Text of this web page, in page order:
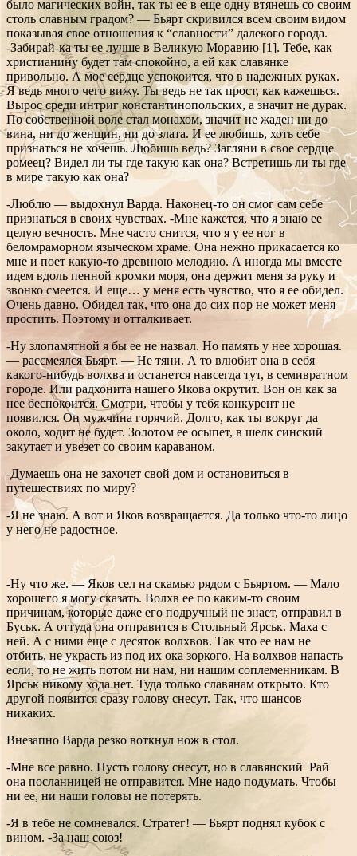
было магических войн, так ты ее в еще одну втянешь со своим
столь славным градом? — Бьярт скривился всем своим видом
показывая свое отношения к “славности” далекого города.
-Забирай-ка ты ее лучше в Великую Моравию [1]. Тебе, как
христианину будет там спокойно, а ей как славянке
привольно. А мое сердце успокоится, что в надежных руках.
Я ведь много чего вижу. Ты ведь не так прост, как кажешься.
Вырос среди интриг константинопольских, а значит не дурак.
По собственной воле стал монахом, значит не жаден ни до
вина, ни до женщин, ни до злата. И ее любишь, хоть себе
признаться не хочешь. Любишь ведь? Загляни в свое сердце
ромеец? Видел ли ты где такую как она? Встретишь ли ты где
в мире такую как она?
-Люблю — выдохнул Варда. Наконец-то он смог сам себе
признаться в своих чувствах. -Мне кажется, что я знаю ее
целую вечность. Мне часто снится, что я у ее ног в
беломраморном языческом храме. Она нежно прикасается ко
мне и поет какую-то древнюю мелодию. А иногда мы вместе
идем вдоль пенной кромки моря, она держит меня за руку и
звонко смеется. И еще… у меня есть чувство, что я ее обидел.
Очень давно. Обидел так, что она до сих пор не может меня
простить. Поэтому и отталкивает.
-Ну злопамятной я бы ее не назвал. Но память у нее хорошая.
— рассмеялся Бьярт. — Не тяни. А то влюбит она в себя
какого-нибудь волхва и останется навсегда тут, в семивратном
городе. Или радхонита нашего Якова окрутит. Вон он как за
нее беспокоится. Смотри, чтобы у тебя конкурент не
появился. Он мужчина горячий. Долго, как ты вокруг да
около, ходит не будет. Золотом ее осыпет, в шелк синский
закутает и увезет со своим караваном.
-Думаешь она не захочет свой дом и остановиться в
путешествиях по миру?
-Я не знаю. А вот и Яков возвращается. Да только что-то лицо
у него не радостное.
-Ну что же. — Яков сел на скамью рядом с Бьяртом. — Мало
хорошего я могу сказать. Волхв ее по каким-то своим
причинам, которые даже его подручный не знает, отправил в
Буськ. А оттуда она отправится в Стольный Ярськ. Маха с
ней. А с ними еще с десяток волхвов. Так что ее нам не
отбить, не украсть из под их ока зоркого. На волхвов напасть
если, то не жить потом ни нам, ни нашим соплеменникам. В
Ярськ никому хода нет. Туда только славянам открыто. Кто
другой появится сразу голову снесут. Так, что шансов
никаких.
Внезапно Варда резко воткнул нож в стол.
-Мне все равно. Пусть голову снесут, но в славянский Рай
она посланницей не отправится. Мне надо подумать. Чтобы
ни ее, ни наши головы не потерять.
-Я в тебе не сомневался. Стратег! — Бьярт поднял кубок с
вином. -За наш союз!